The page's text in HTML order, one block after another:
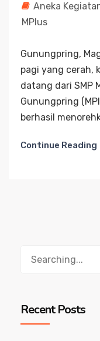
Aneka
MPlus
Gunungpring,
pagi yang cerah,
datang dari SMP
Gunungpring
berhasil
Continue Reading
Recent Posts